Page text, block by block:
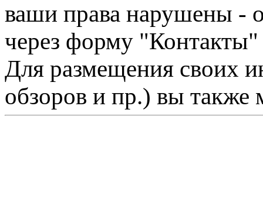
ваши права нарушены -
через форму "Контакты"
Для размещения своих
обзоров и пр.) вы также